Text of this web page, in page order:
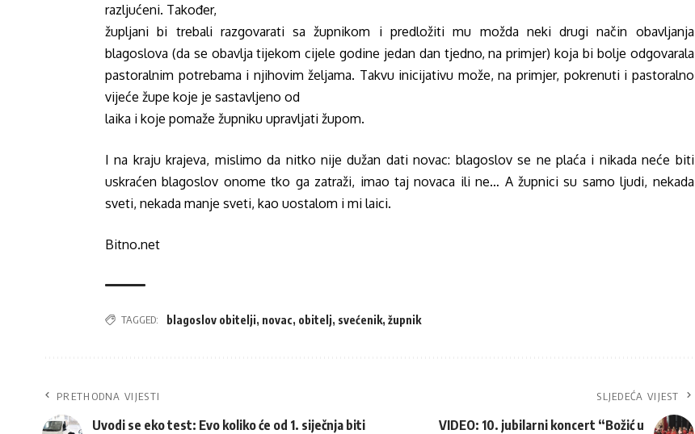
razljućeni. Također,
župljani bi trebali razgovarati sa župnikom i predložiti mu možda neki drugi način obavljanja
blagoslova (da se obavlja tijekom cijele godine jedan dan tjedno, na primjer) koja bi bolje odgovarala
pastoralnim potrebama i njihovim željama. Takvu inicijativu može, na primjer, pokrenuti i pastoralno
vijeće župe koje je sastavljeno od
laika i koje pomaže župniku upravljati župom.
I na kraju krajeva, mislimo da nitko nije dužan dati novac: blagoslov se ne plaća i nikada neće biti
uskraćen blagoslov onome tko ga zatraži, imao taj novaca ili ne… A župnici su samo ljudi, nekada
sveti, nekada manje sveti, kao uostalom i mi laici.
Bitno.net
TAGGED: blagoslov obitelji, novac, obitelj, svećenik, župnik
PRETHODNA VIJESTI
Uvodi se eko test: Evo koliko će od 1. siječnja biti
SLJEDEĆA VIJEST
VIDEO: 10. jubilarni koncert “Božić u